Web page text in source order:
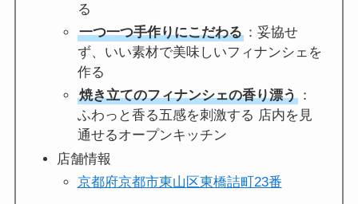
る
一つ一つ手作りにこだわる：妥協せ
ず、いい素材で美味しいフィナンシェを
作る
焼き立てのフィナンシェの香り漂う：
ふわっと香る五感を刺激する 店内を見
通せるオープンキッチン
店舗情報
京都府京都市東山区東橋詰町23番